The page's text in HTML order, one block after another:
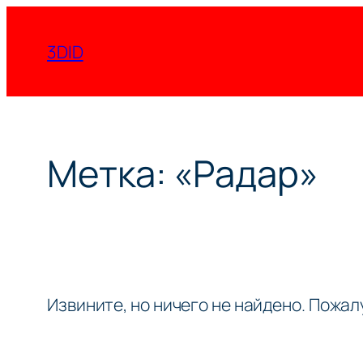
содержимому
3DID
Метка: «Радар»
Извините, но ничего не найдено.